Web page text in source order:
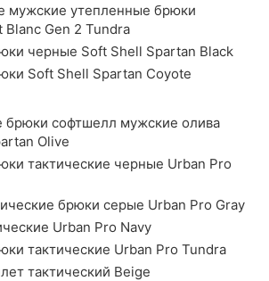
мужские утепленные брюки
Blanc Gen 2 Tundra
черные Soft Shell Spartan Black
Soft Shell Spartan Coyote
брюки софтшелл мужские олива
Olive
тактические черные Urban Pro
брюки серые Urban Pro Gray
Urban Pro Navy
тактические Urban Pro Tundra
тактический Beige